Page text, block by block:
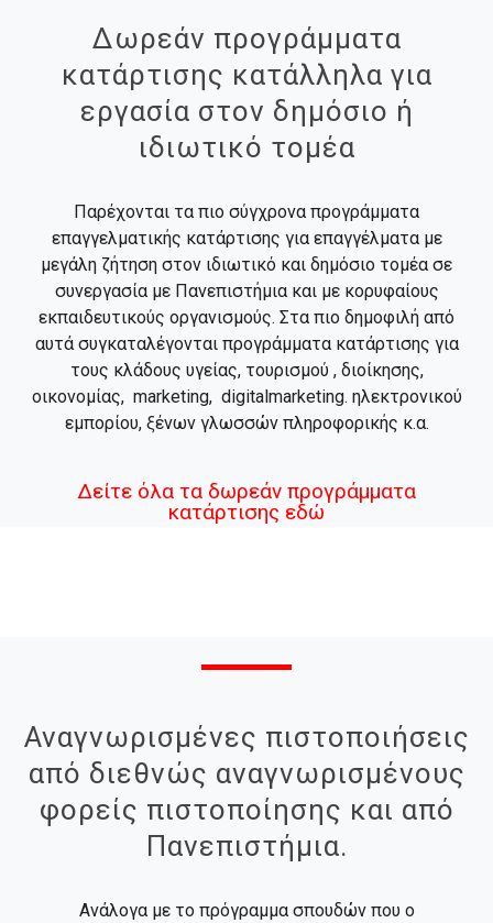
Δωρεάν προγράμματα
κατάρτισης κατάλληλα για
εργασία στον δημόσιο ή
ιδιωτικό τομέα
Παρέχονται τα πιο σύγχρονα προγράμματα
επαγγελματικής κατάρτισης για επαγγέλματα με
μεγάλη ζήτηση στον ιδιωτικό και δημόσιο τομέα σε
συνεργασία με Πανεπιστήμια και με κορυφαίους
εκπαιδευτικούς οργανισμούς. Στα πιο δημοφιλή από
αυτά συγκαταλέγονται προγράμματα κατάρτισης για
τους κλάδους υγείας, τουρισμού , διοίκησης,
οικονομίας, marketing, digitalmarketing. ηλεκτρονικού
εμπορίου, ξένων γλωσσών πληροφορικής κ.α.
Δείτε όλα τα δωρεάν προγράμματα
κατάρτισης εδώ
Αναγνωρισμένες πιστοποιήσεις
από διεθνώς αναγνωρισμένους
φορείς πιστοποίησης και από
Πανεπιστήμια.
Ανάλογα με το πρόγραμμα σπουδών που ο